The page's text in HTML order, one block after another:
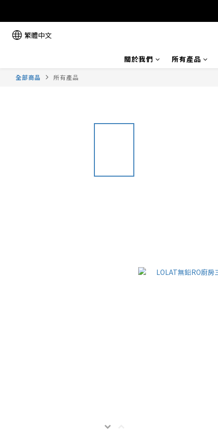
繁體中文
關於我們 所有產品
全部商品 所有產品